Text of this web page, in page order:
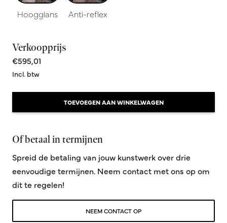
Hoogglans Anti-reflex
Verkoopprijs
€595,01
Incl. btw
TOEVOEGEN AAN WINKELWAGEN
Of betaal in termijnen
Spreid de betaling van jouw kunstwerk over drie
eenvoudige termijnen. Neem contact met ons op om
dit te regelen!
NEEM CONTACT OP